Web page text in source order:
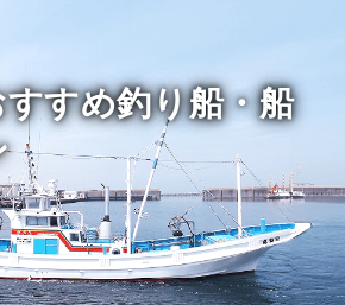
すめ釣り船・船